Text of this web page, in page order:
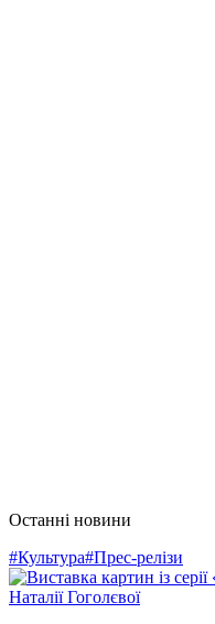
Останні новини
#Культура#Прес-релізи